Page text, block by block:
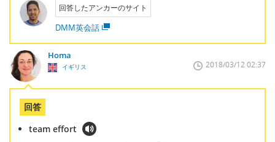
回答したアンカーのサイト
DMM英会話
Homa
イギリス 2018/03/12 02:37
回答
team effort